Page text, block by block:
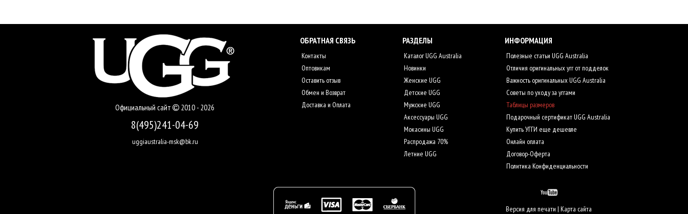
Виктория,
Официальный сайт 2010 - 2026
8(495)241-04-69
uggiaustralia-msk@bk.ru
ИНФОРМАЦИЯ
Полезные статьи UGG Australia
Отличия оригинальных угг от подделок
Важность оригинальных UGG Australia
Советы по уходу за уггами
Таблицы размеров
Подарочный сертификат UGG Australia
Купить УГГИ еще дешевле
Онлайн оплата
Договор-Оферта
Политика Конфиденциальности
РАЗДЕЛЫ
Каталог UGG Australia
Новинки
Женские UGG
Детские UGG
Мужские UGG
Аксессуары UGG
Мокасины UGG
Распродажа 70%
Летние UGG
ОБРАТНАЯ СВЯЗЬ
Контакты
Оптовикам
Оставить отзыв
Обмен и Возврат
Доставка и Оплата
Версия для печати | Карта сайта